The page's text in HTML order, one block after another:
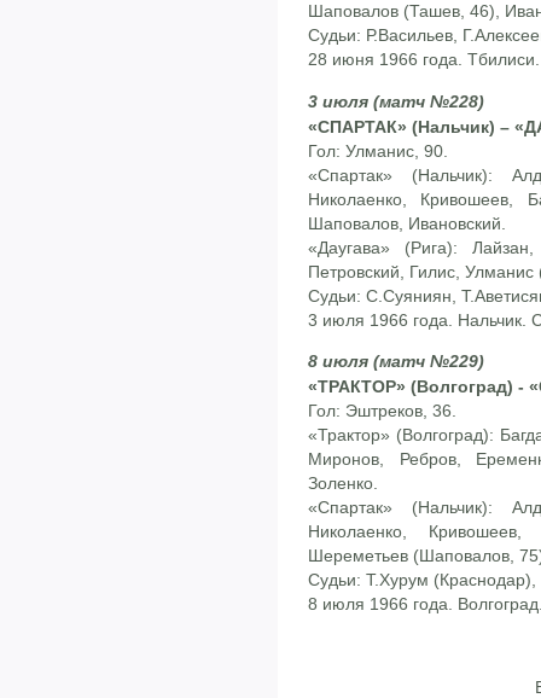
Шаповалов (Ташев, 46),
Судьи: Р.Васильев,
28 июня 1966 года.
3 июля (матч №228)
«СПАРТАК» (Нальчик) –
Гол: Улманис, 90.
«Спартак» (Нальчик):
Николаенко, Кривошеев,
Шаповалов, Ивановский.
«Даугава» (Рига):
Петровский, Гилис,
Судьи: С.Суяниян,
3 июля 1966 года. Нальчик.
8 июля (матч №229)
«ТРАКТОР» (Волгоград) -
Гол: Эштреков, 36.
«Трактор» (Волгоград):
Миронов, Ребров,
Золенко.
«Спартак» (Нальчик):
Николаенко,
Шереметьев (Шаповалов,
Судьи: Т.Хурум
8 июля 1966 года.